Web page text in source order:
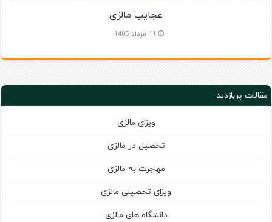
عجایب مالزی
11 مرداد 1405
مقالات پربازدید
ویزای مالزی
تحصیل در مالزی
مهاجرت به مالزی
ویزای تحصیلی مالزی
دانشگاه های مالزی